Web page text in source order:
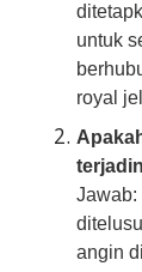
untuk
royal
Jawab:
angin